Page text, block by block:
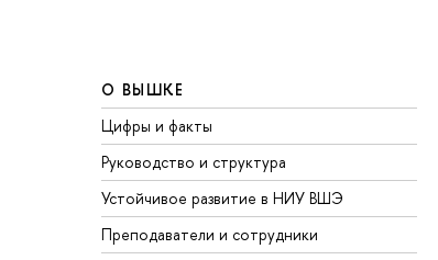
О ВЫШКЕ
Цифры и факты
Руководство и структура
Устойчивое развитие в НИУ ВШЭ
Преподаватели и сотрудники